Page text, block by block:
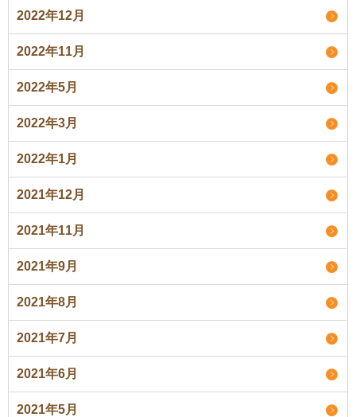
2022年12月
2022年11月
2022年5月
2022年3月
2022年1月
2021年12月
2021年11月
2021年9月
2021年8月
2021年7月
2021年6月
2021年5月